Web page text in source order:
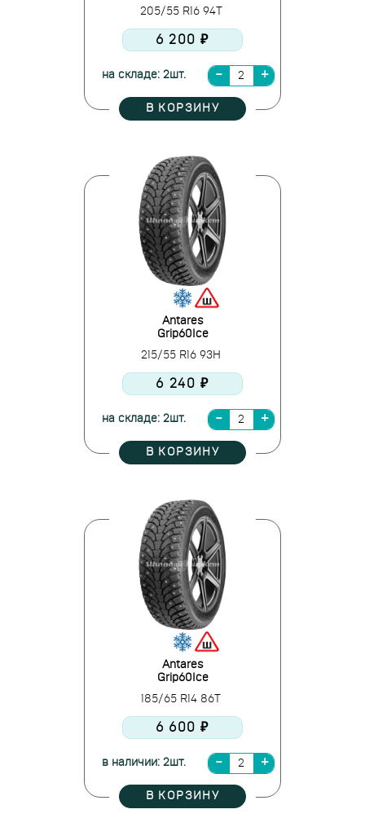
205/55 R16 94T
6 200 ₽
на складе: 2шт.
В КОРЗИНУ
Antares
Grip60Ice
215/55 R16 93H
6 240 ₽
на складе: 2шт.
В КОРЗИНУ
Antares
Grip60Ice
185/65 R14 86T
6 600 ₽
в наличии: 2шт.
В КОРЗИНУ